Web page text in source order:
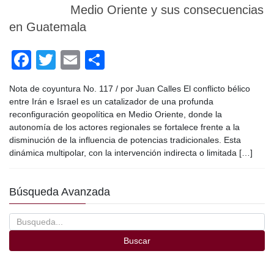
Medio Oriente y sus consecuencias
en Guatemala
F
c
e
b
o
k
T
tt
er
E
ail m
p
ar
tir
Nota de coyuntura No. 117 / por Juan Calles El conflicto bélico
entre Irán e Israel es un catalizador de una profunda
reconfiguración geopolítica en Medio Oriente, donde la
autonomía de los actores regionales se fortalece frente a la
disminución de la influencia de potencias tradicionales. Esta
dinámica multipolar, con la intervención indirecta o limitada […]
Búsqueda Avanzada
Buscar